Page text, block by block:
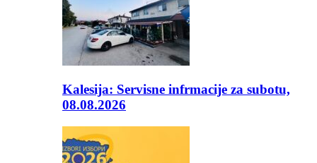
Kalesija: Servisne infrmacije za subotu,
08.08.2026